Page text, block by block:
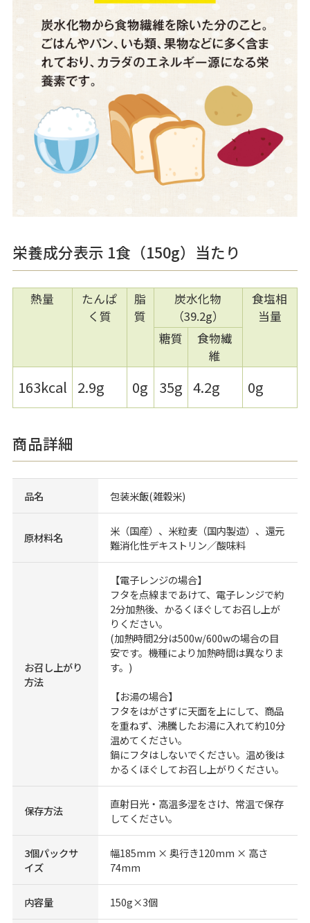
栄養成分表示 1食（150g）当たり
熱量
たんぱ
く質
脂
質
炭水化物
（39.2g）
食塩相
当量
糖質
食物繊
維
163kcal 2.9g 0g 35g 4.2g 0g
商品詳細
品名 包装米飯(雑穀米)
原材料名
米（国産）、米粒麦（国内製造）、還元
難消化性デキストリン／酸味料
お召し上がり
方法
【電子レンジの場合】
フタを点線まであけて、電子レンジで約
2分加熱後、かるくほぐしてお召し上が
りください。
(加熱時間2分は500w/600wの場合の目
安です。機種により加熱時間は異なりま
す。)
【お湯の場合】
フタをはがさずに天面を上にして、商品
を重ねず、沸騰したお湯に入れて約10分
温めてください。
鍋にフタはしないでください。温め後は
かるくほぐしてお召し上がりください。
保存方法
直射日光・高温多湿をさけ、常温で保存
してください。
3個パックサ
イズ
幅185mm × 奥行き120mm × 高さ
74mm
内容量 150g×3個